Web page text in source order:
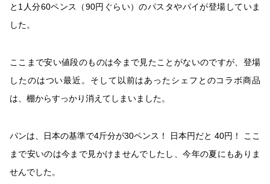
と1人分60ペンス（90円ぐらい）のパスタやパイが登場していま
した。
ここまで安い値段のものは今まで見たことがないのですが、登場
したのはつい最近。そして以前はあったシェフとのコラボ商品
は、棚からすっかり消えてしまいました。
パンは、日本の基準で4斤分が30ペンス！ 日本円だと 40円！ ここ
まで安いのは今まで見かけませんでしたし、今年の夏にもありま
せんでした。